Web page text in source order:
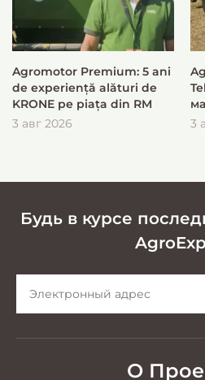
Agromotor Premium: 5 ani
de experiență alături de
KRONE pe piața din RM
3 авг 2026
3
Будь в курсе
О